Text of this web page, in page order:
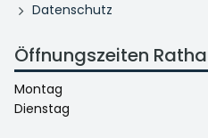
Datenschutz
Öffnungszeiten
Montag
Dienstag